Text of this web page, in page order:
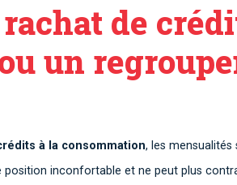
rachat de
un
à la consommation, les mensualités
position inconfortable et ne peut plus